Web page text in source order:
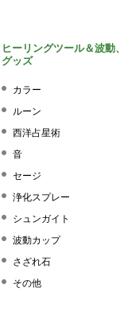
ヒーリングツール＆波動
グッズ
カラー
ルーン
西洋占星術
音
セージ
浄化スプレー
シュンガイト
波動カップ
さざれ石
その他